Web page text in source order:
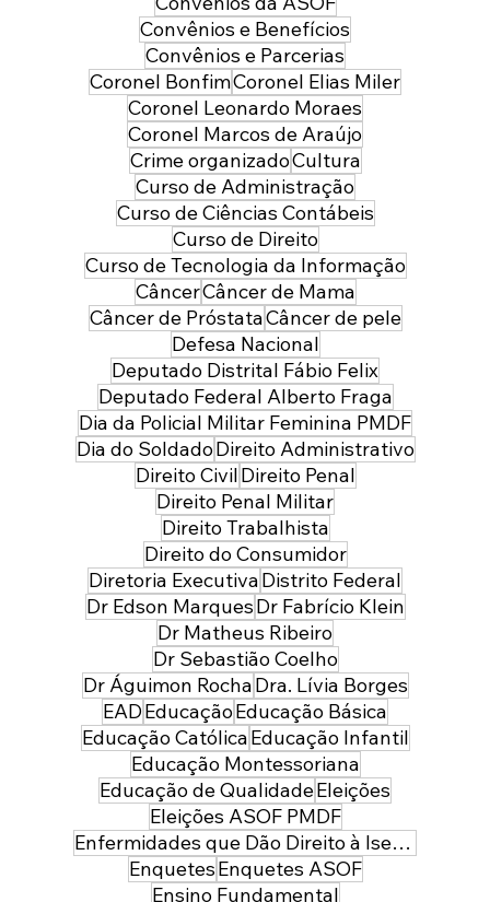
Convênios e Benefícios
Convênios e Parcerias
Coronel BonfimCoronel Elias Miler
Coronel Leonardo Moraes
Coronel Marcos de Araújo
Crime organizadoCultura
Curso de Administração
Curso de Ciências Contábeis
Curso de Direito
Curso de Tecnologia da Informação
CâncerCâncer de Mama
Câncer de PróstataCâncer de pele
Defesa Nacional
Deputado Distrital Fábio Felix
Deputado Federal Alberto Fraga
Dia da Policial Militar Feminina PMDF
Dia do SoldadoDireito Administrativo
Direito CivilDireito Penal
Direito Penal Militar
Direito Trabalhista
Direito do Consumidor
Diretoria ExecutivaDistrito Federal
Dr Edson MarquesDr Fabrício Klein
Dr Matheus Ribeiro
Dr Sebastião Coelho
Dr Águimon RochaDra. Lívia Borges
EADEducaçãoEducação Básica
Educação CatólicaEducação Infantil
Educação Montessoriana
Educação de QualidadeEleições
Eleições ASOF PMDF
Enfermidades que Dão Direito à Isenção de Imposto de Renda
EnquetesEnquetes ASOF
Ensino Fundamental